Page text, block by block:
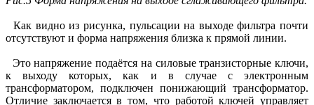
Как видно из рисунка, пульсации на выходе фильтра почти
отсутствуют и форма напряжения близка к прямой линии.
Это напряжение подаётся на силовые транзисторные ключи,
к выходу которых, как и в случае с электронным
трансформатором, подключен понижающий трансформатор.
Отличие заключается в том, что работой ключей управляет